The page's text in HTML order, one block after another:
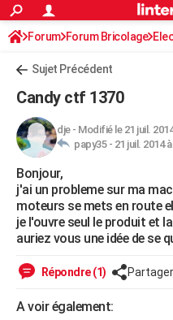
ACTUALITÉS
Politique
Société
Faits Divers
Education
Monde
Villes
+
FINANCE
Retraite
Impôts
Epargne
Immobilier
Risques naturels par ville
Banque
Assurance
Crédit
AUTO
Essais
Réserver un essai
Citadines
Berlines
SUV
Forum auto
+HIGH-TECH
Mobiles
Meilleur smartphone
Internet
Ordinateurs
Jeux vidéo
Guide high-tech
+BRICOLAGE
Forum
Aménagement intérieur
Extérieur
Cuisine
Salle de bains
Jardinage
Rangement
Guides de France
Escapades
Patrimoine
Expositions
Musées
Week-end nature
Art de vivre
Bien-être
Loisirs
Mode
Modes de vie
Forum Forum Bricolage
Sujet Précédent
Candy ctf 1370
dje- Modifié le 21 juil.
papy35 - 21 juil. 2014
Bonjour,
j'ai un probleme sur ma
moteurs se mets en route
je l'ouvre seul le produit et
auriez vous une idée de se
Répondre (1) Partager
A voir également: